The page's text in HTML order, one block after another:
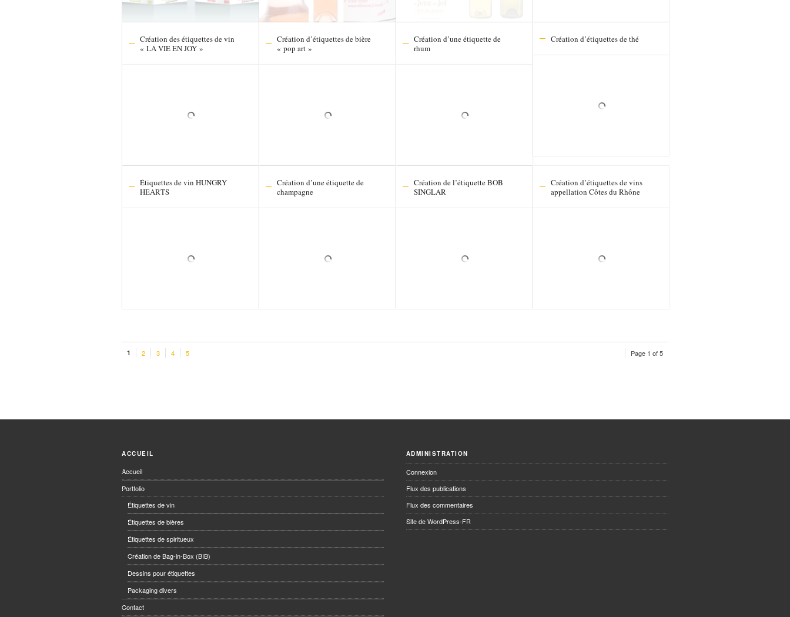
Création des étiquettes de vin
« LA VIE EN JOY »
Création d’étiquettes de bière
« pop art »
Création d’une étiquette de
rhum
Création d’étiquettes de thé
Étiquettes de vin HUNGRY
HEARTS
Création d’une étiquette de
champagne
Création de l’étiquette BOB
SINGLAR
Création d’étiquettes de vins
appellation Côtes du Rhône
Page 1 of 5
1 2 3 4 5
ACCUEIL
Accueil
Portfolio
Étiquettes de vin
Étiquettes de bières
Étiquettes de spiritueux
Création de Bag-in-Box (BIB)
Dessins pour étiquettes
Packaging divers
Contact
ADMINISTRATION
Connexion
Flux des publications
Flux des commentaires
Site de WordPress-FR